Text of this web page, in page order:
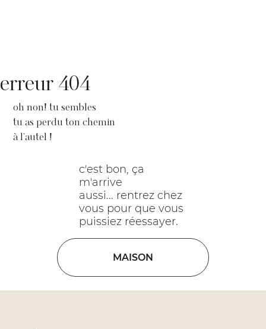
MAISON
oh non! tu sembles
tu as perdu ton chemin
à l'autel !
erreur 404
c'est bon, ça
m'arrive
aussi... rentrez chez
vous pour que vous
puissiez réessayer.